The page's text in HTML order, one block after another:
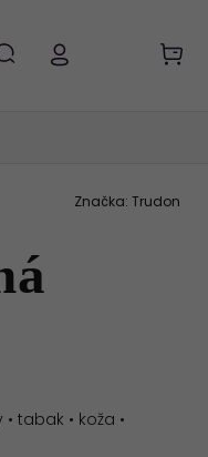
tabak • koža •
Značka: Trudon